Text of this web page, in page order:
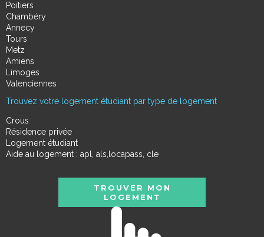
Poitiers
Chambéry
Annecy
Tours
Metz
Amiens
Limoges
Valenciennes
Trouvez votre logement étudiant par type de logement
Crous
Résidence privée
Logement étudiant
Aide au logement : apl, als,locapass, cle
TROUVER MON
LOGEMENT